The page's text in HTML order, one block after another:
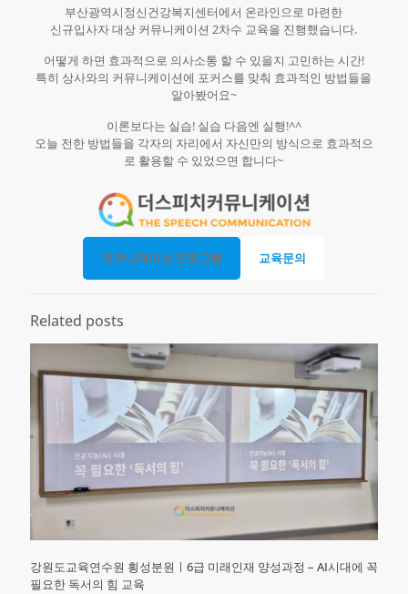
부산광역시정신건강복지센터에서 온라인으로 마련한
신규입사자 대상 커뮤니케이션 2차수 교육을 진행했습니다.
어떻게 하면 효과적으로 의사소통 할 수 있을지 고민하는 시간!
특히 상사와의 커뮤니케이션에 포커스를 맞춰 효과적인 방법들을
알아봤어요~
이론보다는 실습! 실습 다음엔 실행!^^
오늘 전한 방법들을 각자의 자리에서 자신만의 방식으로 효과적으
로 활용할 수 있었으면 합니다~
커뮤니케이션 프로그램 교육문의
Related posts
강원도교육연수원 횡성분원ㅣ6급 미래인재 양성과정 – AI시대에 꼭
필요한 독서의 힘 교육